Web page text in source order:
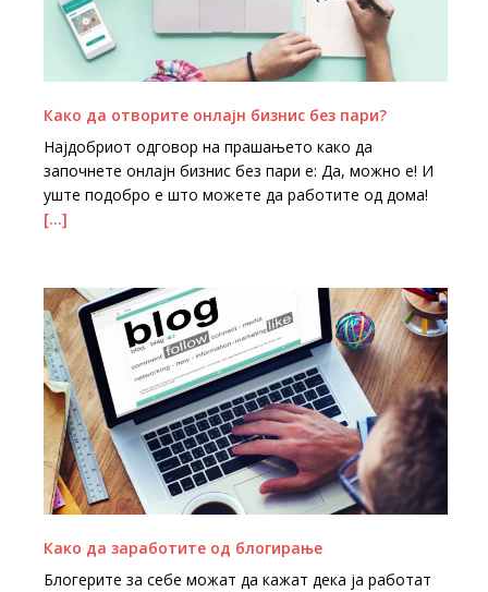
Кaко да отворите онлајн бизнис без пари?
Најдобриот одговор на прашањето како да
започнете онлајн бизнис без пари е: Да, можно е! И
уште подобро е што можете да работите од дома!
[…]
Како да заработите од блогирање
Блогерите за себе можат да кажат дека ја работат